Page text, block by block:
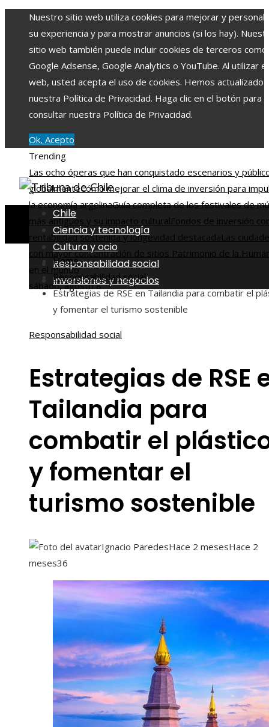
Nuestro sitio web utiliza cookies para mejorar y
su experiencia y para mostrar anuncios (si los hay).
sitio web también puede incluir cookies de terceros como
Google Adsense, Google Analytics o YouTube. Al utilizar
web, usted acepta el uso de cookies. Hemos actualizado
nuestra Política de Privacidad. Haga clic en el botón para
consultar nuestra Política de Privacidad.
Ok, Acepto
Trending
Las ocho óperas que han conquistado escenarios y
globalmenteCómo mejorar el clima de inversión para
la economía argelinaGuía completa de los festivales de
más antiguos y su impacto culturalFondos de inversión
rentabilidad sostenida y longevidad destacadaLas
con mayor concentración de sitios Patrimonio de la
en el mundo
sábado, agosto 8
Chile
Ciencia y tecnología
Cultura y ocio
Responsabilidad social
Inversiones y negocios
Home
Responsabilidad social
Estrategias de RSE en Tailandia para combatir el
y fomentar el turismo sostenible
Responsabilidad social
Estrategias de RSE
Tailandia para
combatir el
y fomentar el
turismo sostenible
Ignacio ParedesHace 2 mesesHace 2
meses36